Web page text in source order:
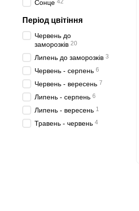
Сонце 42
Період цвітіння
Червень до
заморозків 20
Липень до заморозків 3
Червень - серпень 6
Червень - вересень 7
Липень - серпень 6
Липень - вересень 1
Травень - червень 4